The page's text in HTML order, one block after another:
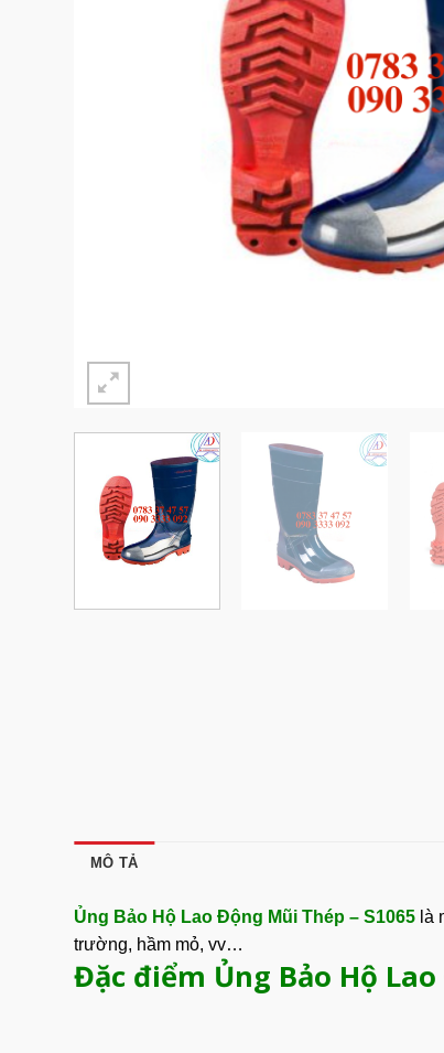
MÔ TẢ
Ủng Bảo Hộ Lao Động Mũi Thép – S1065 là
trường, hầm mỏ, vv…
Đặc điểm Ủng Bảo Hộ